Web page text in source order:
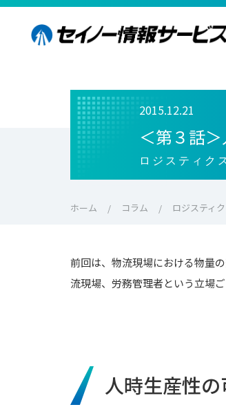
2015.12.21
＜第３話
ロジスティク
ホーム コラム ロジスティ
前回は、物流現場における物量
流現場、労務管理者という立場
人時生産性